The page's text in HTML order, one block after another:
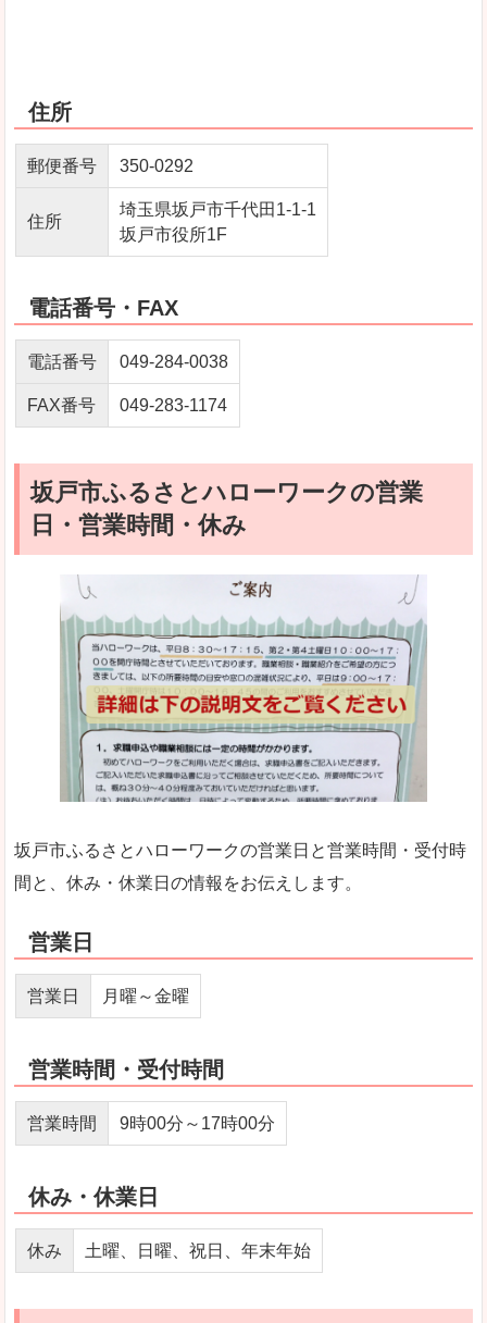
住所
郵便番号 350-0292
住所
埼玉県坂戸市千代田1-1-1
坂戸市役所1F
電話番号・FAX
電話番号 049-284-0038
FAX番号 049-283-1174
坂戸市ふるさとハローワークの営業
日・営業時間・休み
坂戸市ふるさとハローワークの営業日と営業時間・受付時
間と、休み・休業日の情報をお伝えします。
営業日
営業日 月曜～金曜
営業時間・受付時間
営業時間 9時00分～17時00分
休み・休業日
休み 土曜、日曜、祝日、年末年始